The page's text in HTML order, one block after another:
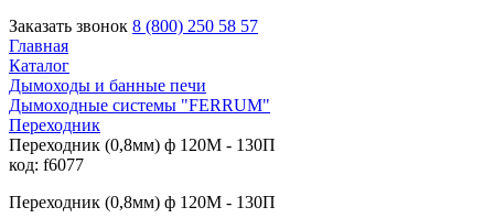
Заказать звонок 8 (800) 250 58 57
Главная
Каталог
Дымоходы и банные печи
Дымоходные системы "FERRUM"
Переходник
Переходник (0,8мм) ф 120М - 130П
код: f6077
Переходник (0,8мм) ф 120М - 130П